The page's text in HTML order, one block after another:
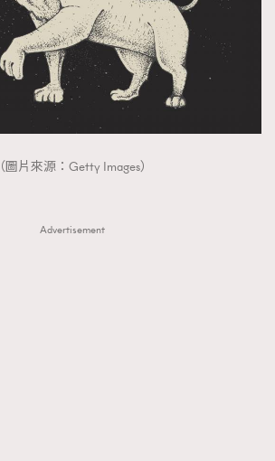
（圖片來源：Getty Images）
Advertisement